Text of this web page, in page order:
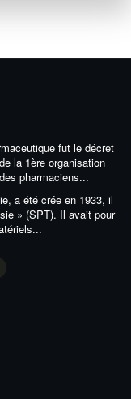
fut le décret
la 1ère organisation
pharmaciens...
a été crée en 1933, il
» (SPT). Il avait pour